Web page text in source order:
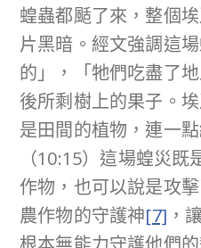
蝗蟲都颳了來，整個
片黑暗。經文強調這
的」，「牠們吃盡了
後所剩樹上的果子。
是田間的植物，連一
（10:15）這場蝗災
作物，也可以說是攻
農作物的守護神[7] ，